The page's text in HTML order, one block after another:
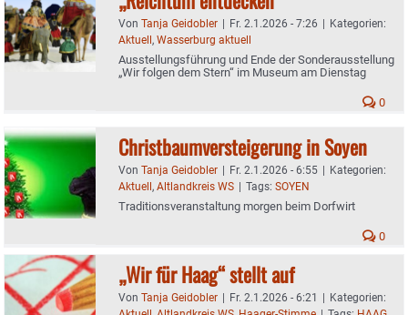
Von Tanja Geidobler | Fr. 2.1.2026 - 7:26 | Kategorien:
Aktuell, Wasserburg aktuell
Ausstellungsführung und Ende der Sonderausstellung
„Wir folgen dem Stern“ im Museum am Dienstag
0
Christbaumversteigerung in Soyen
Von Tanja Geidobler | Fr. 2.1.2026 - 6:55 | Kategorien:
Aktuell, Altlandkreis WS | Tags: SOYEN
Traditionsveranstaltung morgen beim Dorfwirt
0
„Wir für Haag“ stellt auf
Von Tanja Geidobler | Fr. 2.1.2026 - 6:21 | Kategorien: